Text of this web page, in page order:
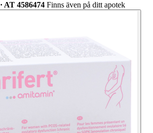
AT 4586474 Finns även på ditt apotek